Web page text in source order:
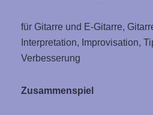
für Gitarre und E-Gitarre,
Interpretation, Improvisation,
Verbesserung
Zusammenspiel